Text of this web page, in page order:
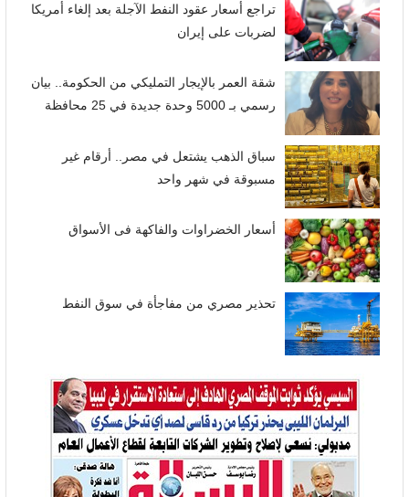
تراجع أسعار عقود النفط الآجلة بعد إلغاء أمريكا
لضربات على إيران
شقة العمر بالإيجار التمليكي من الحكومة.. بيان
رسمي بـ 5000 وحدة جديدة في 25 محافظة
سباق الذهب يشتعل في مصر.. أرقام غير
مسبوقة في شهر واحد
أسعار الخضراوات والفاكهة فى الأسواق
تحذير مصري من مفاجأة في سوق النفط